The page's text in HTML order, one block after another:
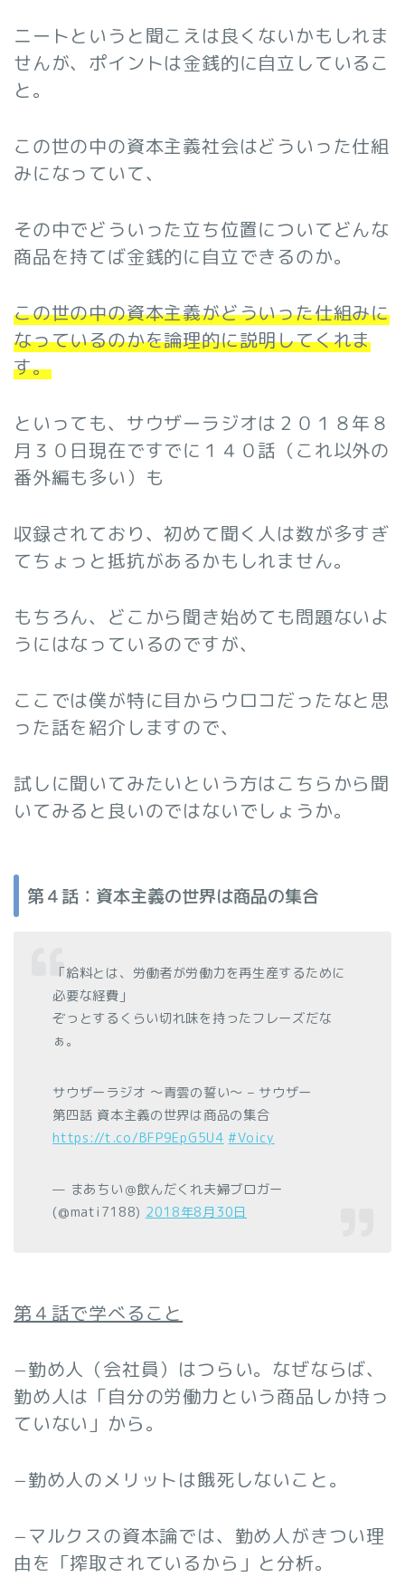
ニートというと聞こえは良くないかもしれま
せんが、ポイントは金銭的に自立しているこ
と。
この世の中の資本主義社会はどういった仕組
みになっていて、
その中でどういった立ち位置についてどんな
商品を持てば金銭的に自立できるのか。
この世の中の資本主義がどういった仕組みに
なっているのかを論理的に説明してくれま
す。
といっても、サウザーラジオは２０１８年８
月３０日現在ですでに１４０話（これ以外の
番外編も多い）も
収録されており、初めて聞く人は数が多すぎ
てちょっと抵抗があるかもしれません。
もちろん、どこから聞き始めても問題ないよ
うにはなっているのですが、
ここでは僕が特に目からウロコだったなと思
った話を紹介しますので、
試しに聞いてみたいという方はこちらから聞
いてみると良いのではないでしょうか。
第４話：資本主義の世界は商品の集合
「給料とは、労働者が労働力を再生産するために
必要な経費」
ぞっとするくらい切れ味を持ったフレーズだな
ぁ。
サウザーラジオ 〜青雲の誓い〜 – サウザー
第四話 資本主義の世界は商品の集合
https://t.co/BFP9EpG5U4 #Voicy
— まあちい＠飲んだくれ夫婦ブロガー
(@mati7188) 2018年8月30日
第４話で学べること
−勤め人（会社員）はつらい。なぜならば、
勤め人は「自分の労働力という商品しか持っ
ていない」から。
−勤め人のメリットは餓死しないこと。
−マルクスの資本論では、勤め人がきつい理
由を「搾取されているから」と分析。